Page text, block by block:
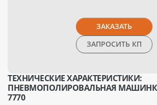
ЗАКАЗАТЬ
ЗАПРОСИТЬ КП
ТЕХНИЧЕСКИЕ ХАРАКТЕРИСТИКИ:
ПНЕВМОПОЛИРОВАЛЬНАЯ МАШИНКА
7770